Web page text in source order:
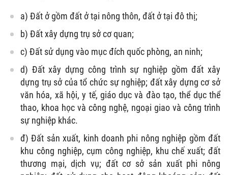
a) Đất ở gồm đất ở tại nông thôn, đất ở tại đô thị;
b) Đất xây dựng trụ sở cơ quan;
c) Đất sử dụng vào mục đích quốc phòng, an ninh;
d) Đất xây dựng công trình sự nghiệp gồm đất xây
dựng trụ sở của tổ chức sự nghiệp; đất xây dựng cơ sở
văn hóa, xã hội, y tế, giáo dục và đào tạo, thể dục thể
thao, khoa học và công nghệ, ngoại giao và công trình
sự nghiệp khác.
đ) Đất sản xuất, kinh doanh phi nông nghiệp gồm đất
khu công nghiệp, cụm công nghiệp, khu chế xuất; đất
thương mại, dịch vụ; đất cơ sở sản xuất phi nông